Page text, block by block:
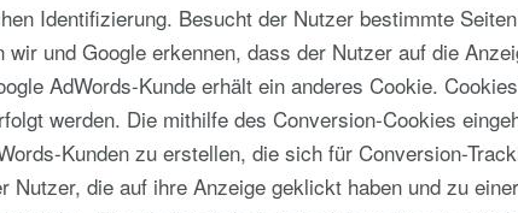
Identifizierung. Besucht der Nutzer bestimmte
wir und Google erkennen, dass der Nutzer auf die
AdWords-Kunde erhält ein anderes Cookie.
werden. Die mithilfe des Conversion-Cookies
Kunden zu erstellen, die sich für Conversion-
Nutzer, die auf ihre Anzeige geklickt haben und zu